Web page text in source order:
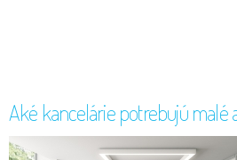
Aké kancelárie potrebujú malé